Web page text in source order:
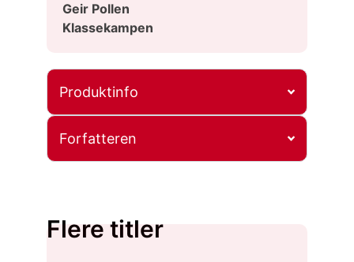
Geir Pollen
Klassekampen
Produktinfo
Forfatteren
Flere titler